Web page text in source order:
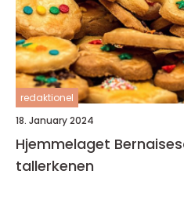
redaktionel
18. January 2024
Hjemmelaget
tallerkenen